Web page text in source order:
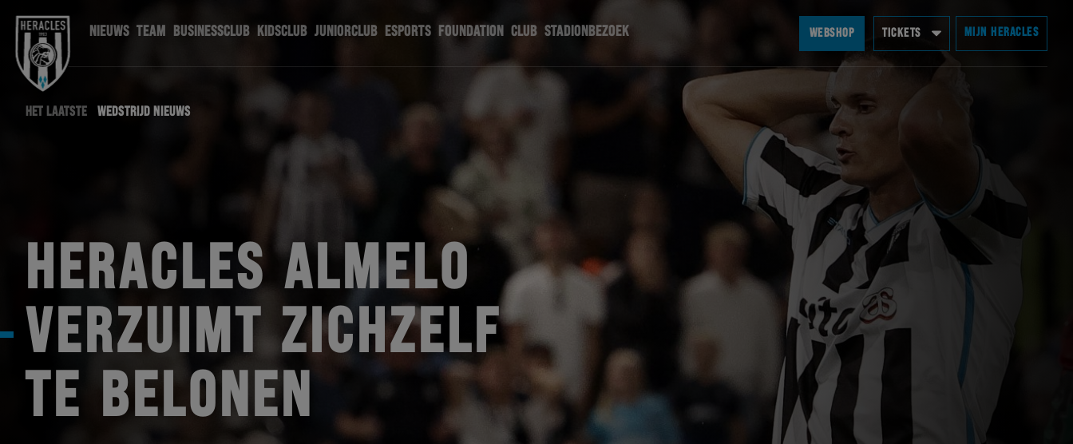
NIEUWS TEAM BUSINESSCLUB KIDSCLUB JUNIORCLUB ESPORTS FOUNDATION CLUB STADIONBEZOEK WEBSHOP TICKETS MIJN HERACLES
HET LAATSTE WEDSTRIJD NIEUWS
HERACLES ALMELO
VERZUIMT ZICHZELF
TE BELONEN